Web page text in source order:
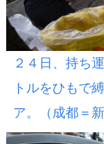
２４日、持ち
トルをひもで
ア。（成都＝